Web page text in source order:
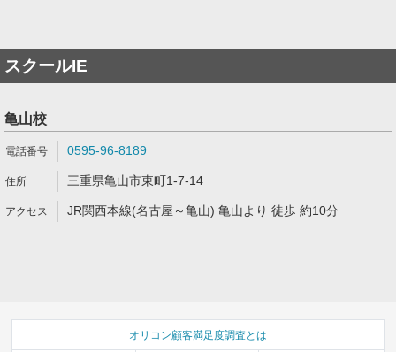
スクールIE
亀山校
0595-96-8189
三重県亀山市東町1-7-14
JR関西本線(名古屋～亀山) 亀山より 徒歩 約10分
オリコン顧客満足度調査とは